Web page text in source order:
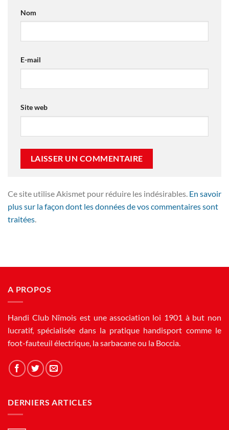
Nom
E-mail
Site web
Ce site utilise Akismet pour réduire les indésirables. En savoir
plus sur la façon dont les données de vos commentaires sont
traitées.
A PROPOS
Handi Club Nîmois est une association loi 1901 à but non
lucratif, spécialisée dans la pratique handisport comme le
foot-fauteuil électrique, la sarbacane ou la Boccia.
DERNIERS ARTICLES